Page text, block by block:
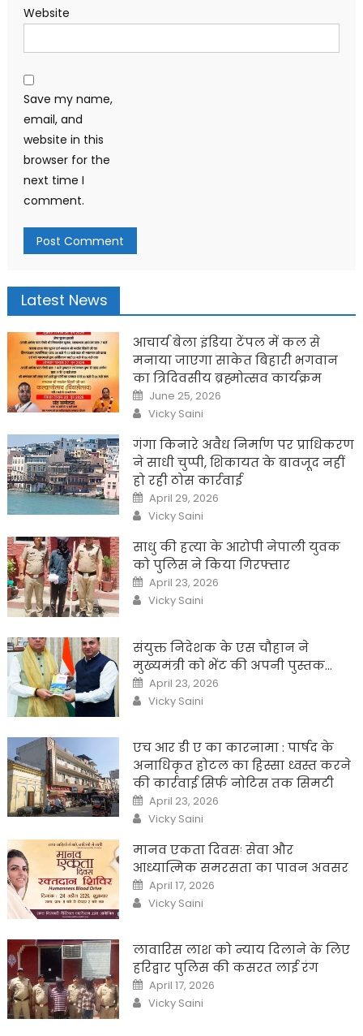
Website
Save my name,
email, and
website in this
browser for the
next time I
comment.
Latest News
आचार्य बेला इंडिया टेंपल में कल से
मनाया जाएगा साकेत बिहारी भगवान
का त्रिदिवसीय ब्रह्मोत्सव कार्यक्रम
Posted
on
June 25, 2026
Author
Vicky Saini
गंगा किनारे अवैध निर्माण पर प्राधिकरण
ने साधी चुप्पी, शिकायत के बावजूद नहीं
हो रही ठोस कार्रवाई
Posted
on
April 29, 2026
Author
Vicky Saini
साधु की हत्या के आरोपी नेपाली युवक
को पुलिस ने किया गिरफ्तार
Posted
on
April 23, 2026
Author
Vicky Saini
संयुक्त निदेशक के एस चौहान ने
मुख्यमंत्री को भेंट की अपनी पुस्तक…
Posted
on
April 23, 2026
Author
Vicky Saini
एच आर डी ए का कारनामा : पार्षद के
अनाधिकृत होटल का हिस्सा ध्वस्त करने
की कार्रवाई सिर्फ नोटिस तक सिमटी
Posted
on
April 23, 2026
Author
Vicky Saini
मानव एकता दिवसः सेवा और
आध्यात्मिक समरसता का पावन अवसर
Posted
on
April 17, 2026
Author
Vicky Saini
लावारिस लाश को न्याय दिलाने के लिए
हरिद्वार पुलिस की कसरत लाई रंग
Posted
on
April 17, 2026
Author
Vicky Saini